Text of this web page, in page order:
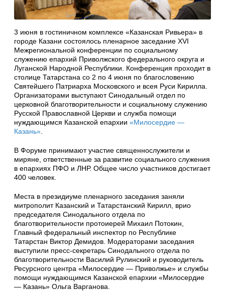
3 июня в гостиничном комплексе «Казанская Ривьера» в
городе Казани состоялось пленарное заседание XVI
Межрегиональной конференции по социальному
служению епархий Приволжского федерального округа и
Луганской Народной Республики. Конференция проходит в
столице Татарстана со 2 по 4 июня по благословению
Святейшего Патриарха Московского и всея Руси Кирилла.
Организаторами выступают Синодальный отдел по
церковной благотворительности и социальному служению
Русской Православной Церкви и служба помощи
нуждающимся Казанской епархии «Милосердие —
Казань»
В Форуме принимают участие священнослужители и
миряне, ответственные за развитие социального служения
в епархиях ПФО и ЛНР. Общее число участников достигает
400 человек.
Места в президиуме пленарного заседания заняли
митрополит Казанский и Татарстанский Кирилл, врио
председателя Синодального отдела по
благотворительности протоиерей Михаил Потокин,
Главный федеральный инспектор по Республике
Татарстан Виктор Демидов. Модераторами заседания
выступили пресс-секретарь Синодального отдела по
благотворительности Василий Рулинский и руководитель
Ресурсного центра «Милосердие — Приволжье» и службы
помощи нуждающимся Казанской епархии «Милосердие
— Казань» Ольга Варганова.